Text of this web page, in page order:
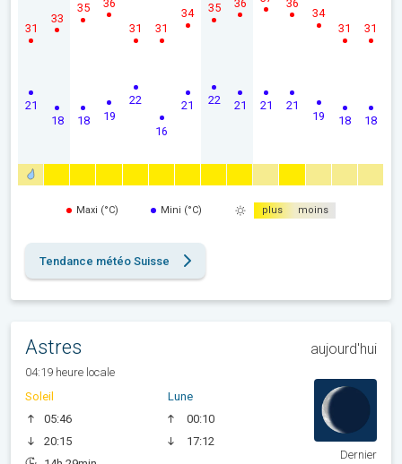
21
31
18
33
18
35
19
22
31
16
31
21
34
22
35
21 21 21
19
34
18
31
18
31
Maxi (°C) Mini (°C) plus moins
Tendance météo Suisse
Astres aujourd'hui
04:19 heure locale
Soleil
05:46
20:15
Lune
00:10
17:12
Dernier